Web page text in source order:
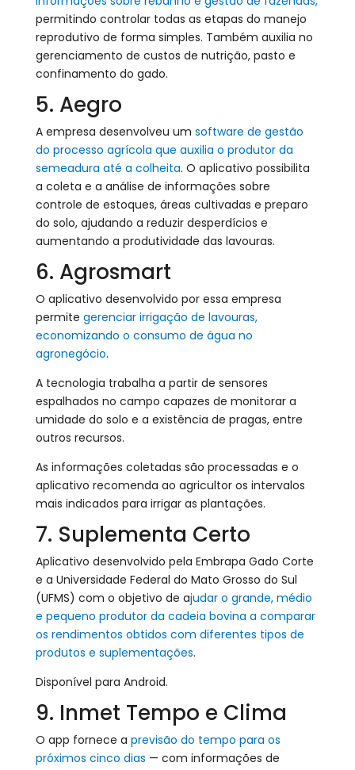
permitindo controlar todas as etapas do manejo
reprodutivo de forma simples. Também auxilia no
gerenciamento de custos de nutrição, pasto e
confinamento do gado.
5. Aegro
A empresa desenvolveu um software de gestão
do processo agrícola que auxilia o produtor da
semeadura até a colheita. O aplicativo possibilita
a coleta e a análise de informações sobre
controle de estoques, áreas cultivadas e preparo
do solo, ajudando a reduzir desperdícios e
aumentando a produtividade das lavouras.
6. Agrosmart
O aplicativo desenvolvido por essa empresa
permite gerenciar irrigação de lavouras,
economizando o consumo de água no
agronegócio.
A tecnologia trabalha a partir de sensores
espalhados no campo capazes de monitorar a
umidade do solo e a existência de pragas, entre
outros recursos.
As informações coletadas são processadas e o
aplicativo recomenda ao agricultor os intervalos
mais indicados para irrigar as plantações.
7. Suplementa Certo
Aplicativo desenvolvido pela Embrapa Gado Corte
e a Universidade Federal do Mato Grosso do Sul
(UFMS) com o objetivo de ajudar o grande, médio
e pequeno produtor da cadeia bovina a comparar
os rendimentos obtidos com diferentes tipos de
produtos e suplementações.
Disponível para Android.
9. Inmet Tempo e Clima
O app fornece a previsão do tempo para os
próximos cinco dias — com informações de